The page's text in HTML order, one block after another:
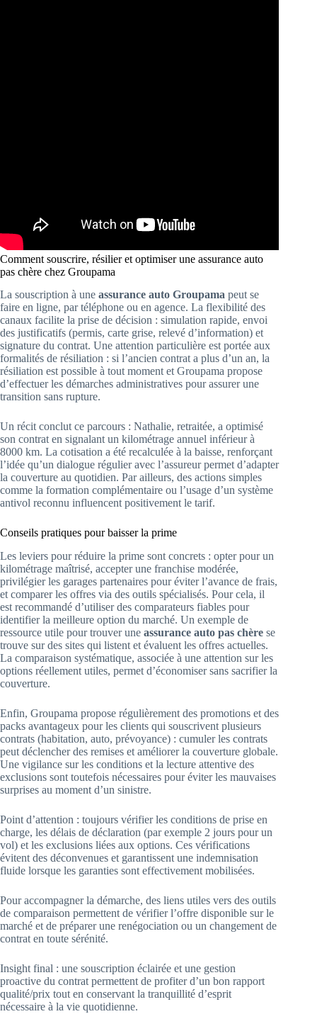
Comment souscrire, résilier et optimiser une assurance auto
pas chère chez Groupama
La souscription à une assurance auto Groupama peut se
faire en ligne, par téléphone ou en agence. La flexibilité des
canaux facilite la prise de décision : simulation rapide, envoi
des justificatifs (permis, carte grise, relevé d’information) et
signature du contrat. Une attention particulière est portée aux
formalités de résiliation : si l’ancien contrat a plus d’un an, la
résiliation est possible à tout moment et Groupama propose
d’effectuer les démarches administratives pour assurer une
transition sans rupture.
Un récit conclut ce parcours : Nathalie, retraitée, a optimisé
son contrat en signalant un kilométrage annuel inférieur à
8000 km. La cotisation a été recalculée à la baisse, renforçant
l’idée qu’un dialogue régulier avec l’assureur permet d’adapter
la couverture au quotidien. Par ailleurs, des actions simples
comme la formation complémentaire ou l’usage d’un système
antivol reconnu influencent positivement le tarif.
Conseils pratiques pour baisser la prime
Les leviers pour réduire la prime sont concrets : opter pour un
kilométrage maîtrisé, accepter une franchise modérée,
privilégier les garages partenaires pour éviter l’avance de frais,
et comparer les offres via des outils spécialisés. Pour cela, il
est recommandé d’utiliser des comparateurs fiables pour
identifier la meilleure option du marché. Un exemple de
ressource utile pour trouver une assurance auto pas chère se
trouve sur des sites qui listent et évaluent les offres actuelles.
La comparaison systématique, associée à une attention sur les
options réellement utiles, permet d’économiser sans sacrifier la
couverture.
Enfin, Groupama propose régulièrement des promotions et des
packs avantageux pour les clients qui souscrivent plusieurs
contrats (habitation, auto, prévoyance) : cumuler les contrats
peut déclencher des remises et améliorer la couverture globale.
Une vigilance sur les conditions et la lecture attentive des
exclusions sont toutefois nécessaires pour éviter les mauvaises
surprises au moment d’un sinistre.
Point d’attention : toujours vérifier les conditions de prise en
charge, les délais de déclaration (par exemple 2 jours pour un
vol) et les exclusions liées aux options. Ces vérifications
évitent des déconvenues et garantissent une indemnisation
fluide lorsque les garanties sont effectivement mobilisées.
Pour accompagner la démarche, des liens utiles vers des outils
de comparaison permettent de vérifier l’offre disponible sur le
marché et de préparer une renégociation ou un changement de
contrat en toute sérénité.
Insight final : une souscription éclairée et une gestion
proactive du contrat permettent de profiter d’un bon rapport
qualité/prix tout en conservant la tranquillité d’esprit
nécessaire à la vie quotidienne.